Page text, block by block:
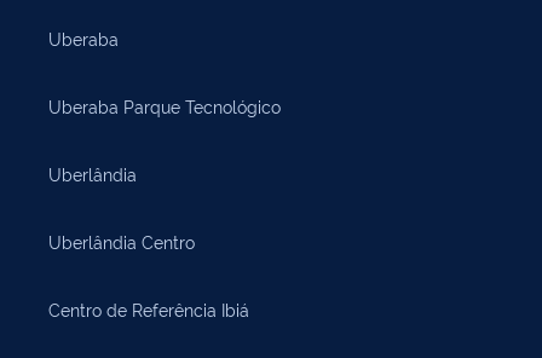
Uberaba
Uberaba Parque Tecnológico
Uberlândia
Uberlândia Centro
Centro de Referência Ibiá